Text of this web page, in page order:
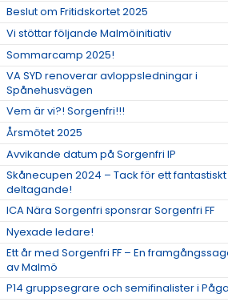
Beslut om Fritidskortet 2025
Vi stöttar följande Malmöinitiativ
Sommarcamp 2025!
VA SYD renoverar avloppsledningar i
Spånehusvägen
Vem är vi?! Sorgenfri!!!
Årsmötet 2025
Avvikande datum på Sorgenfri IP
Skånecupen 2024 – Tack för ett fantastiskt
deltagande!
ICA Nära Sorgenfri sponsrar Sorgenfri FF
Nyexade ledare!
Ett år med Sorgenfri FF – En
av Malmö
P14 gruppsegrare och semifinalister i